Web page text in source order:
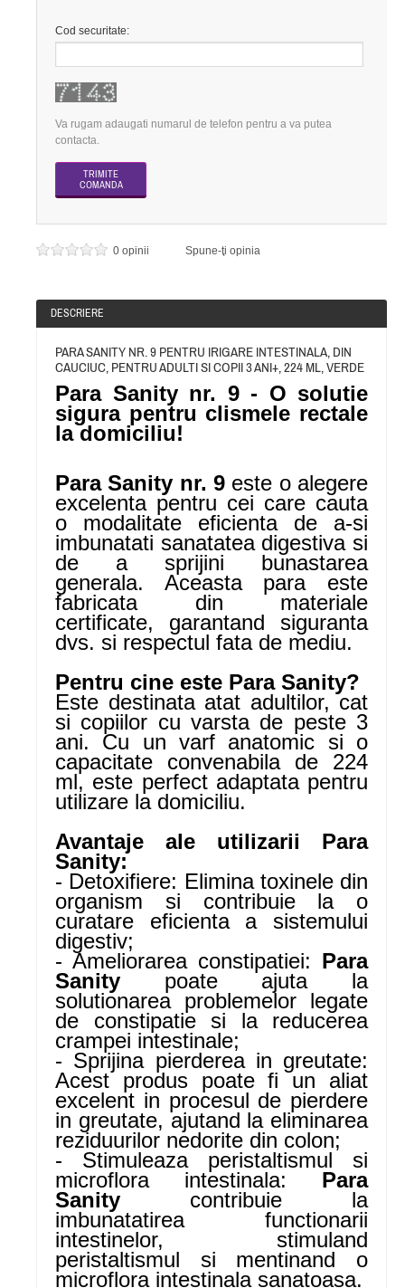
Cod securitate:
Va rugam adaugati numarul de telefon pentru a va putea
contacta.
0 opinii Spune-ţi opinia
DESCRIERE
PARA SANITY NR. 9 PENTRU IRIGARE INTESTINALA, DIN
CAUCIUC, PENTRU ADULTI SI COPII 3 ANI+, 224 ML, VERDE
Para Sanity nr. 9 - O solutie
sigura pentru clismele rectale
la domiciliu!
Para Sanity nr. 9 este o alegere
excelenta pentru cei care cauta
o modalitate eficienta de a-si
imbunatati sanatatea digestiva si
de a sprijini bunastarea
generala. Aceasta para este
fabricata din materiale
certificate, garantand siguranta
dvs. si respectul fata de mediu.
Pentru cine este Para Sanity?
Este destinata atat adultilor, cat
si copiilor cu varsta de peste 3
ani. Cu un varf anatomic si o
capacitate convenabila de 224
ml, este perfect adaptata pentru
utilizare la domiciliu.
Avantaje ale utilizarii Para
Sanity:
- Detoxifiere: Elimina toxinele din
organism si contribuie la o
curatare eficienta a sistemului
digestiv;
- Ameliorarea constipatiei: Para
Sanity poate ajuta la
solutionarea problemelor legate
de constipatie si la reducerea
crampei intestinale;
- Sprijina pierderea in greutate:
Acest produs poate fi un aliat
excelent in procesul de pierdere
in greutate, ajutand la eliminarea
reziduurilor nedorite din colon;
- Stimuleaza peristaltismul si
microflora intestinala: Para
Sanity contribuie la
imbunatatirea functionarii
intestinelor, stimuland
peristaltismul si mentinand o
microflora intestinala sanatoasa.